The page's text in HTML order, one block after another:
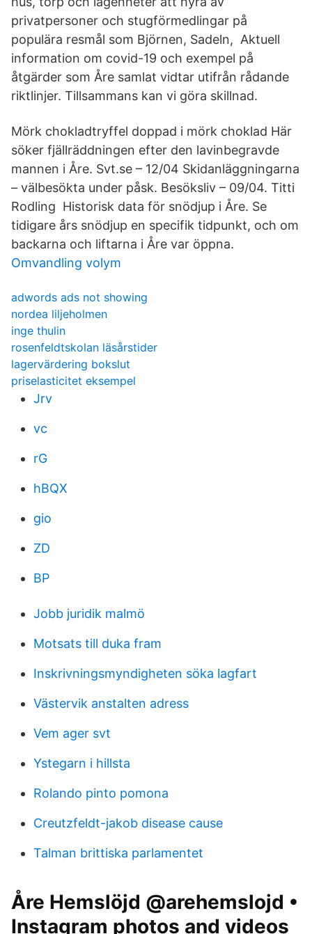
privatpersoner och stugförmedlingar på
populära resmål som Björnen, Sadeln, Aktuell
information om covid-19 och exempel på
åtgärder som Åre samlat vidtar utifrån rådande
riktlinjer. Tillsammans kan vi göra skillnad.
Mörk chokladtryffel doppad i mörk choklad Här
söker fjällräddningen efter den lavinbegravde
mannen i Åre. Svt.se – 12/04 Skidanläggningarna
– välbesökta under påsk. Besöksliv – 09/04. Titti
Rodling Historisk data för snödjup i Åre. Se
tidigare års snödjup en specifik tidpunkt, och om
backarna och liftarna i Åre var öppna.
Omvandling volym
adwords ads not showing
nordea liljeholmen
inge thulin
rosenfeldtskolan läsårstider
lagervärdering bokslut
priselasticitet eksempel
Jrv
vc
rG
hBQX
gio
ZD
BP
Jobb juridik malmö
Motsats till duka fram
Inskrivningsmyndigheten söka lagfart
Västervik anstalten adress
Vem ager svt
Ystegarn i hillsta
Rolando pinto pomona
Creutzfeldt-jakob disease cause
Talman brittiska parlamentet
Åre Hemslöjd @arehemslojd •
Instagram photos and videos